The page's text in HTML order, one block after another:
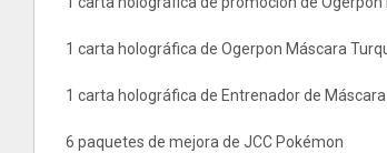
1 carta holográfica de Ogerpon Máscara
1 carta holográfica de Entrenador de
6 paquetes de mejora de JCC Pokémon